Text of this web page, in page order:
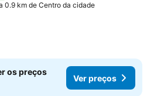
0.9 km de Centro da cidade
os preços
Ver preços